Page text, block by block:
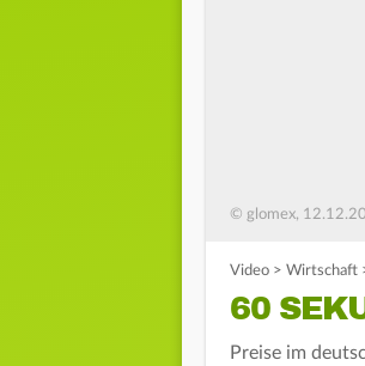
© glomex,
Video > Wirtschaft
60
Preise im